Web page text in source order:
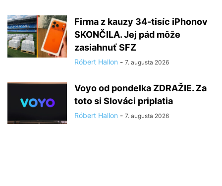
Firma z kauzy 34-tisíc iPhonov
SKONČILA. Jej pád môže
zasiahnuť SFZ
Róbert Hallon - 7. augusta 2026
Voyo od pondelka ZDRAŽIE. Za
toto si Slováci priplatia
Róbert Hallon - 7. augusta 2026